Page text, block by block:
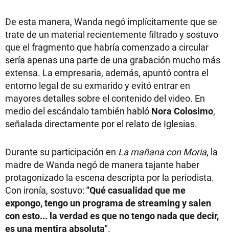
De esta manera, Wanda negó implícitamente que se
trate de un material recientemente filtrado y sostuvo
que el fragmento que habría comenzado a circular
sería apenas una parte de una grabación mucho más
extensa. La empresaria, además, apuntó contra el
entorno legal de su exmarido y evitó entrar en
mayores detalles sobre el contenido del video. En
medio del escándalo también habló Nora Colosimo,
señalada directamente por el relato de Iglesias.
Durante su participación en La mañana con Moria, la
madre de Wanda negó de manera tajante haber
protagonizado la escena descripta por la periodista.
Con ironía, sostuvo: "Qué casualidad que me
expongo, tengo un programa de streaming y salen
con esto... la verdad es que no tengo nada que decir,
es una mentira absoluta".